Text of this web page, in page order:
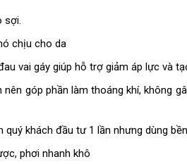
sợi.
chịu cho da
vai gáy giúp hỗ trợ giảm áp lực và
góp phần làm thoáng khí, không
khách đầu tư 1 lần nhưng dùng
phơi nhanh khô